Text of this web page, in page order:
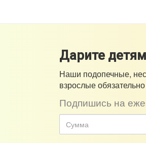
Дарите
Наши подопечные,
взрослые
Подпишись на